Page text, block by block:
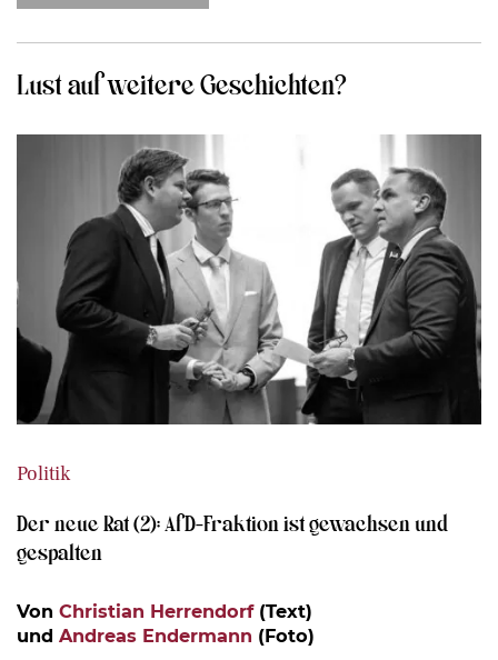
Lust auf weitere Geschichten?
Politik
Der neue Rat (2): AfD-Fraktion ist gewachsen und
gespalten
Von Christian Herrendorf(Text)
und Andreas Endermann (Foto)